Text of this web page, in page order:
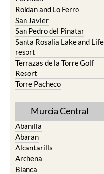
Roldan and Lo Ferro
San Javier
San Pedro del Pinatar
Santa Rosalia Lake and Life
resort
Terrazas de la Torre Golf
Resort
Torre Pacheco
Murcia Central
Abanilla
Abaran
Alcantarilla
Archena
Blanca